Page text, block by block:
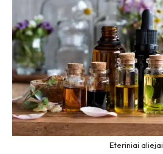
Eteriniai aliejai